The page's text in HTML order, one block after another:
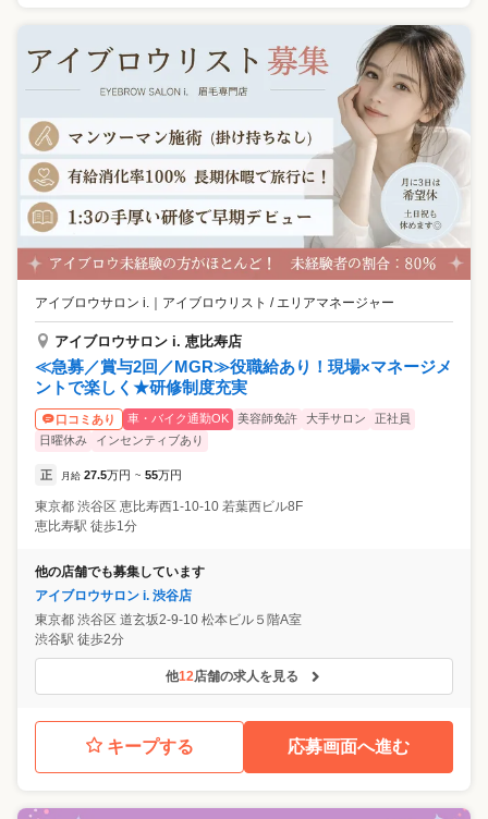
アイブロウサロン i. アイブロウリスト / エリアマネージャー
アイブロウサロン i. 恵比寿店
≪急募／賞与2回／MGR≫役職給あり！現場×マネージメ
ントで楽しく★研修制度充実
口コミあり 車・バイク通勤OK 美容師免許 大手サロン
正社員
日曜休み
インセンティブあり
正 月給 27.5万円 ~ 55万円
東京都 渋谷区 恵比寿西1-10-10 若葉西ビル8F
恵比寿駅 徒歩1分
他の店舗でも募集しています
アイブロウサロン i. 渋谷店
東京都 渋谷区 道玄坂2-9-10 松本ビル５階A室
渋谷駅 徒歩2分
他12店舗の求人を見る
キープする 応募画面へ進む